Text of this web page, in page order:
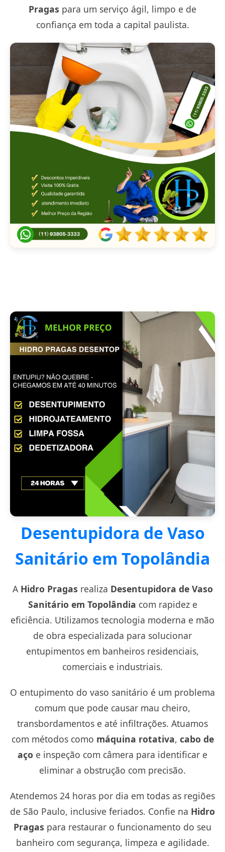
Pragas para um serviço ágil, limpo e de
confiança em toda a capital paulista.
Desentupidora de Vaso
Sanitário em Topolândia
A Hidro Pragas realiza Desentupidora de Vaso
Sanitário em Topolândia com rapidez e
eficiência. Utilizamos tecnologia moderna e mão
de obra especializada para solucionar
entupimentos em banheiros residenciais,
comerciais e industriais.
O entupimento do vaso sanitário é um problema
comum que pode causar mau cheiro,
transbordamentos e até infiltrações. Atuamos
com métodos como máquina rotativa, cabo de
aço e inspeção com câmera para identificar e
eliminar a obstrução com precisão.
Atendemos 24 horas por dia em todas as regiões
de São Paulo, inclusive feriados. Confie na Hidro
Pragas para restaurar o funcionamento do seu
banheiro com segurança, limpeza e agilidade.